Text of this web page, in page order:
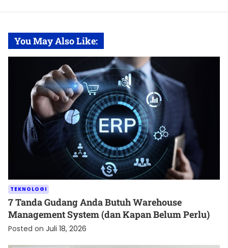
You May Also Like:
TEKNOLOGI
7 Tanda Gudang Anda Butuh Warehouse
Management System (dan Kapan Belum Perlu)
Posted on Juli 18, 2026